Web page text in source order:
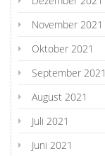
November 2021
Oktober 2021
September 2021
August 2021
Juli 2021
Juni 2021